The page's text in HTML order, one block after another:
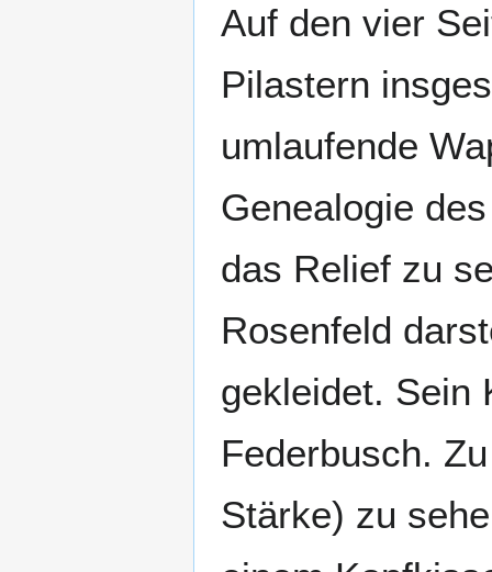
Auf den vier
Pilastern
umlaufende
Genealogie
das Relief zu
Rosenfeld
gekleidet. Sein
Federbusch.
Stärke) zu